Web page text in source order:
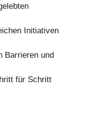
Initiativen
Barrieren und
für Schritt